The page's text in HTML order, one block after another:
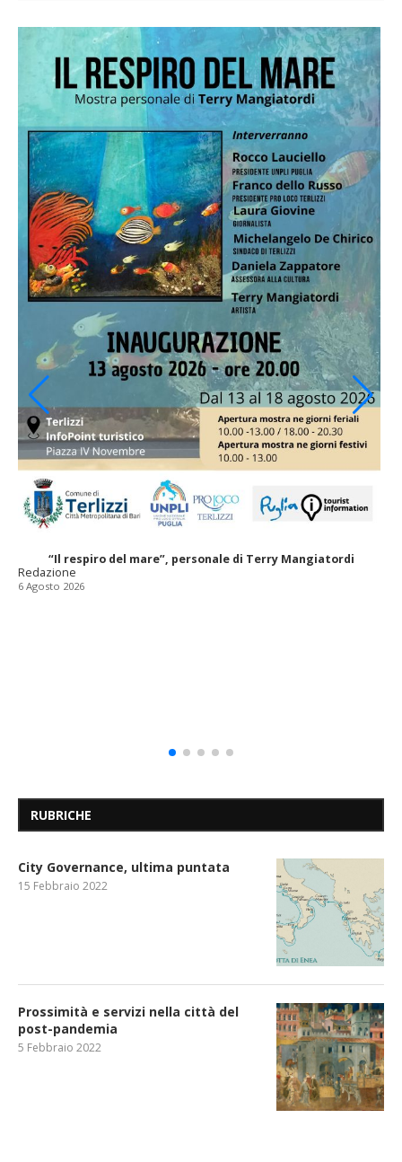
“Il respiro del mare”, personale di Terry Mangiatordi
Redazione
6 Agosto 2026
RUBRICHE
City Governance, ultima puntata
15 Febbraio 2022
Prossimità e servizi nella città del
post-pandemia
5 Febbraio 2022